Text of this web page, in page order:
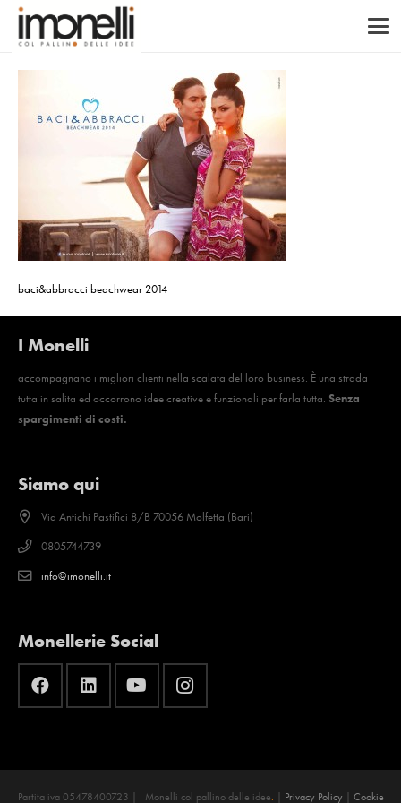
baci&abbracci beachwear 2014
I Monelli
accompagnano i migliori clienti nella scalata del loro business. È una strada
tutta in salita ed occorrono idee creative e funzionali per farla tutta. Senza
spargimenti di costi.
Siamo qui
Via Antichi Pastifici 8/B 70056 Molfetta (Bari)
0805744739
info@imonelli.it
Monellerie Social
Partita iva 05478400723 | I Monelli col pallino delle idee. Privacy Policy Cookie